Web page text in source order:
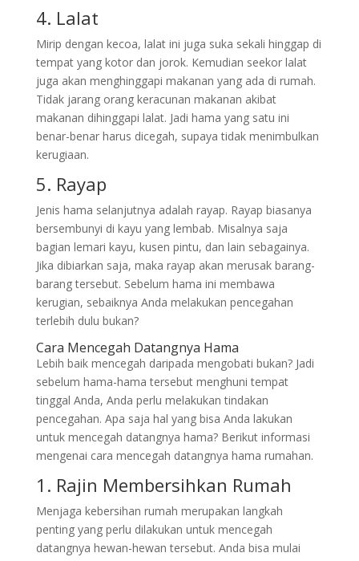
4. Lalat
Mirip dengan kecoa, lalat ini juga suka sekali hinggap di
tempat yang kotor dan jorok. Kemudian seekor lalat
juga akan menghinggapi makanan yang ada di rumah.
Tidak jarang orang keracunan makanan akibat
makanan dihinggapi lalat. Jadi hama yang satu ini
benar-benar harus dicegah, supaya tidak menimbulkan
kerugiaan.
5. Rayap
Jenis hama selanjutnya adalah rayap. Rayap biasanya
bersembunyi di kayu yang lembab. Misalnya saja
bagian lemari kayu, kusen pintu, dan lain sebagainya.
Jika dibiarkan saja, maka rayap akan merusak barang-
barang tersebut. Sebelum hama ini membawa
kerugian, sebaiknya Anda melakukan pencegahan
terlebih dulu bukan?
Cara Mencegah Datangnya Hama
Lebih baik mencegah daripada mengobati bukan? Jadi
sebelum hama-hama tersebut menghuni tempat
tinggal Anda, Anda perlu melakukan tindakan
pencegahan. Apa saja hal yang bisa Anda lakukan
untuk mencegah datangnya hama? Berikut informasi
mengenai cara mencegah datangnya hama rumahan.
1. Rajin Membersihkan Rumah
Menjaga kebersihan rumah merupakan langkah
penting yang perlu dilakukan untuk mencegah
datangnya hewan-hewan tersebut. Anda bisa mulai